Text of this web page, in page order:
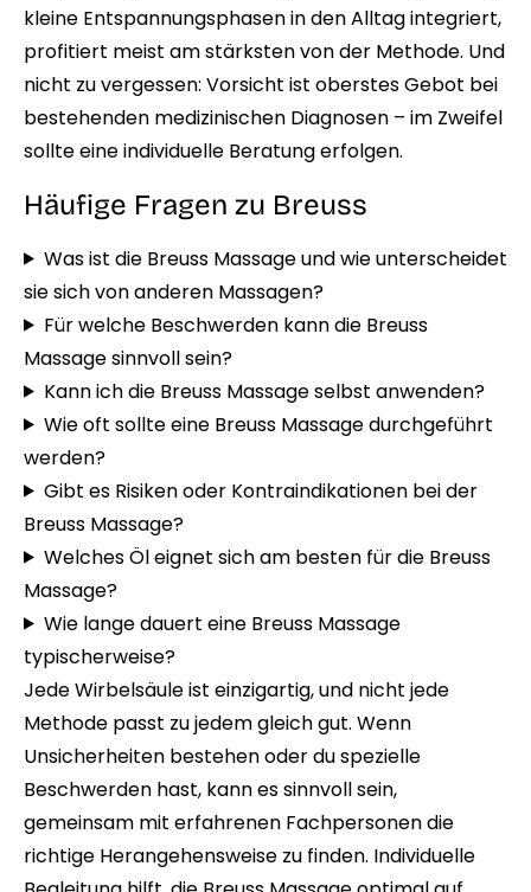
kleine Entspannungsphasen in den Alltag integriert,
profitiert meist am stärksten von der Methode. Und
nicht zu vergessen: Vorsicht ist oberstes Gebot bei
bestehenden medizinischen Diagnosen – im Zweifel
sollte eine individuelle Beratung erfolgen.
Häufige Fragen zu Breuss
Was ist die Breuss Massage und wie unterscheidet
sie sich von anderen Massagen?
Für welche Beschwerden kann die Breuss
Massage sinnvoll sein?
Kann ich die Breuss Massage selbst anwenden?
Wie oft sollte eine Breuss Massage durchgeführt
werden?
Gibt es Risiken oder Kontraindikationen bei der
Breuss Massage?
Welches Öl eignet sich am besten für die Breuss
Massage?
Wie lange dauert eine Breuss Massage
typischerweise?
Jede Wirbelsäule ist einzigartig, und nicht jede
Methode passt zu jedem gleich gut. Wenn
Unsicherheiten bestehen oder du spezielle
Beschwerden hast, kann es sinnvoll sein,
gemeinsam mit erfahrenen Fachpersonen die
richtige Herangehensweise zu finden. Individuelle